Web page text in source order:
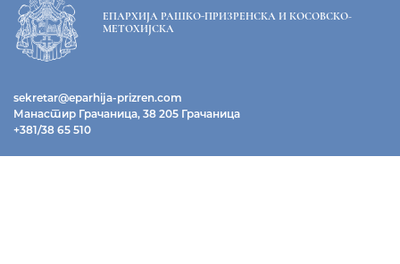
ЕПАРХИЈА РАШКО-ПРИЗРЕНСКА И КОСОВСКО-
МЕТОХИЈСКА
sekretar@eparhija-prizren.com
Манастир Грачаница, 38 205 Грачаница
+381/38 65 510